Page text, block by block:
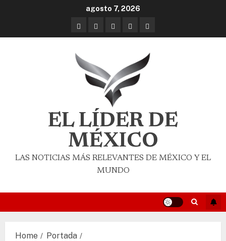
agosto 7, 2026
EL LÍDER DE
MÉXICO
LAS NOTICIAS MÁS RELEVANTES DE MÉXICO Y EL
MUNDO
Home
Portada